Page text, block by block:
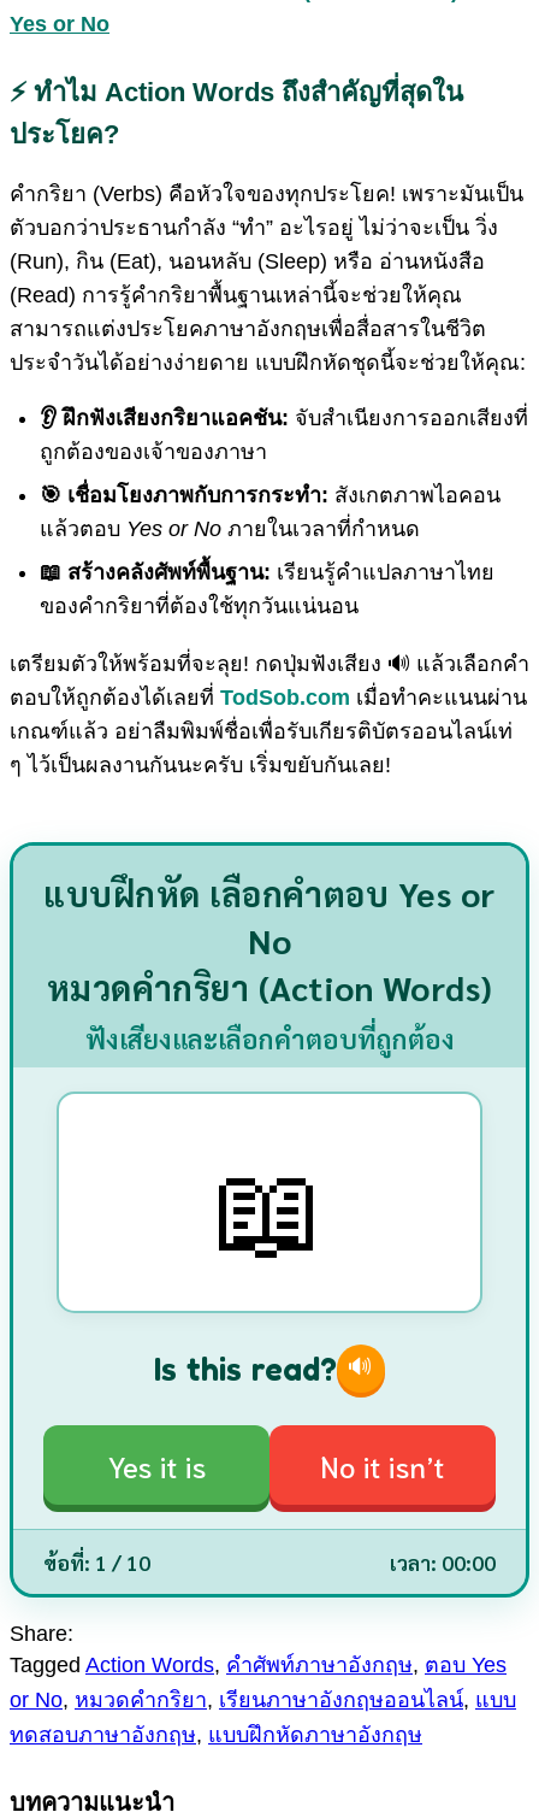
Yes or No
⚡ ทำไม Action Words ถึงสำคัญที่สุดใน
ประโยค?
คำกริยา (Verbs) คือหัวใจของทุกประโยค! เพราะมันเป็น
ตัวบอกว่าประธานกำลัง “ทำ” อะไรอยู่ ไม่ว่าจะเป็น วิ่ง
(Run), กิน (Eat), นอนหลับ (Sleep) หรือ อ่านหนังสือ
(Read) การรู้คำกริยาพื้นฐานเหล่านี้จะช่วยให้คุณ
สามารถแต่งประโยคภาษาอังกฤษเพื่อสื่อสารในชีวิต
ประจำวันได้อย่างง่ายดาย แบบฝึกหัดชุดนี้จะช่วยให้คุณ:
👂 ฝึกฟังเสียงกริยาแอคชัน: จับสำเนียงการออกเสียงที่
ถูกต้องของเจ้าของภาษา
🎯 เชื่อมโยงภาพกับการกระทำ: สังเกตภาพไอคอน
แล้วตอบ Yes or No ภายในเวลาที่กำหนด
📖 สร้างคลังศัพท์พื้นฐาน: เรียนรู้คำแปลภาษาไทย
ของคำกริยาที่ต้องใช้ทุกวันแน่นอน
เตรียมตัวให้พร้อมที่จะลุย! กดปุ่มฟังเสียง 🔊 แล้วเลือกคำ
ตอบให้ถูกต้องได้เลยที่ TodSob.com เมื่อทำคะแนนผ่าน
เกณฑ์แล้ว อย่าลืมพิมพ์ชื่อเพื่อรับเกียรติบัตรออนไลน์เท่
ๆ ไว้เป็นผลงานกันนะครับ เริ่มขยับกันเลย!
แบบฝึกหัด เลือกคำตอบ Yes or
No
หมวดคำกริยา (Action Words)
ฟังเสียงและเลือกคำตอบที่ถูกต้อง
📖
Is this read? 🔊
Yes it is No it isn’t
ข้อที่: 1 / 10 เวลา: 00:00
Share:
Tagged Action Words, คำศัพท์ภาษาอังกฤษ, ตอบ Yes
or No, หมวดคำกริยา, เรียนภาษาอังกฤษออนไลน์, แบบ
ทดสอบภาษาอังกฤษ, แบบฝึกหัดภาษาอังกฤษ
บทความแนะนำ